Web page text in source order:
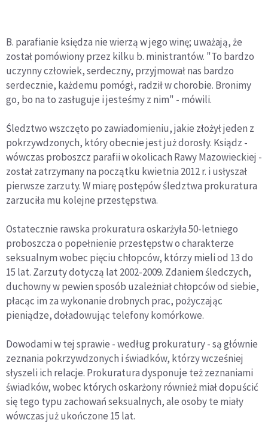
B. parafianie księdza nie wierzą w jego winę; uważają, że
został pomówiony przez kilku b. ministrantów. "To bardzo
uczynny człowiek, serdeczny, przyjmował nas bardzo
serdecznie, każdemu pomógł, radził w chorobie. Bronimy
go, bo na to zasługuje i jesteśmy z nim" - mówili.
Śledztwo wszczęto po zawiadomieniu, jakie złożył jeden z
pokrzywdzonych, który obecnie jest już dorosły. Ksiądz -
wówczas proboszcz parafii w okolicach Rawy Mazowieckiej -
został zatrzymany na początku kwietnia 2012 r. i usłyszał
pierwsze zarzuty. W miarę postępów śledztwa prokuratura
zarzuciła mu kolejne przestępstwa.
Ostatecznie rawska prokuratura oskarżyła 50-letniego
proboszcza o popełnienie przestępstw o charakterze
seksualnym wobec pięciu chłopców, którzy mieli od 13 do
15 lat. Zarzuty dotyczą lat 2002-2009. Zdaniem śledczych,
duchowny w pewien sposób uzależniał chłopców od siebie,
płacąc im za wykonanie drobnych prac, pożyczając
pieniądze, doładowując telefony komórkowe.
Dowodami w tej sprawie - według prokuratury - są głównie
zeznania pokrzywdzonych i świadków, którzy wcześniej
słyszeli ich relacje. Prokuratura dysponuje też zeznaniami
świadków, wobec których oskarżony również miał dopuścić
się tego typu zachowań seksualnych, ale osoby te miały
wówczas już ukończone 15 lat.